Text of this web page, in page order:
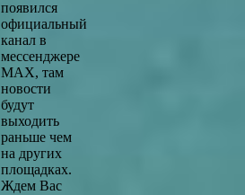
появился
официальный
канал в
мессенджере
MAX, там
новости
будут
выходить
раньше чем
на других
площадках.
Ждем Вас